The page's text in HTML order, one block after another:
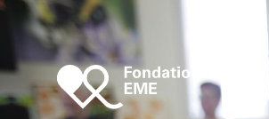
Aller au contenu principal